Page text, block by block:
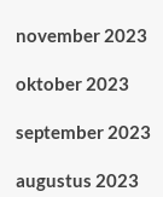
november 2023
oktober 2023
september 2023
augustus 2023